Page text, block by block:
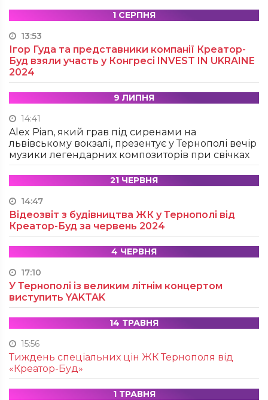
1 СЕРПНЯ
13:53
Ігор Гуда та представники компанії Креатор-
Буд взяли участь у Конгресі INVEST IN UKRAINE
2024
9 ЛИПНЯ
14:41
Alex Pian, який грав під сиренами на
львівському вокзалі, презентує у Тернополі вечір
музики легендарних композиторів при свічках
21 ЧЕРВНЯ
14:47
Відеозвіт з будівництва ЖК у Тернополі від
Креатор-Буд за червень 2024
4 ЧЕРВНЯ
17:10
У Тернополі із великим літнім концертом
виступить YAKTAK
14 ТРАВНЯ
15:56
Тиждень спеціальних цін ЖК Тернополя від
«Креатор-Буд»
1 ТРАВНЯ